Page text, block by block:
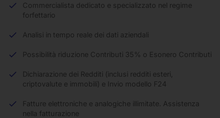
Commercialista dedicato e specializzato nel regime
forfettario
Analisi in tempo reale dei dati aziendali
Possibilità riduzione Contributi 35% o Esonero Contributi
Dichiarazione dei Redditi (inclusi redditi esteri,
criptovalute e immobili) e Invio modello F24
Fatture elettroniche e analogiche illimitate. Assistenza
nella fatturazione